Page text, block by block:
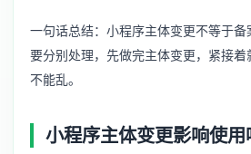
一句话总结：小程序主体变更不等于
要分别处理，先做完主体变更，紧接
不能乱。
小程序主体变更影响使用